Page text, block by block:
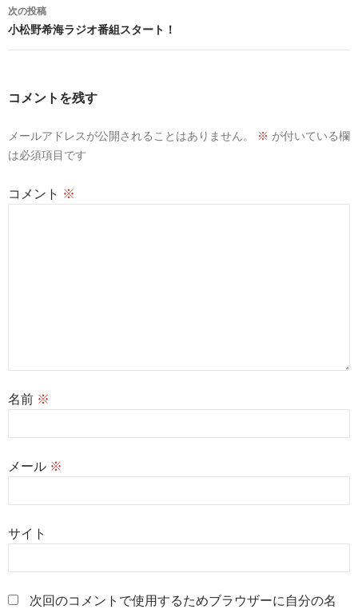
稿
ナ
シ
ン
次の投稿
小松野希海ラジオ番組スタート！
コメントを残す
メールアドレスが公開されることはありません。 ※ が付いている欄
は必須項目です
コメント ※
名前 ※
メール ※
サイト
次回のコメントで使用するためブラウザーに自分の名